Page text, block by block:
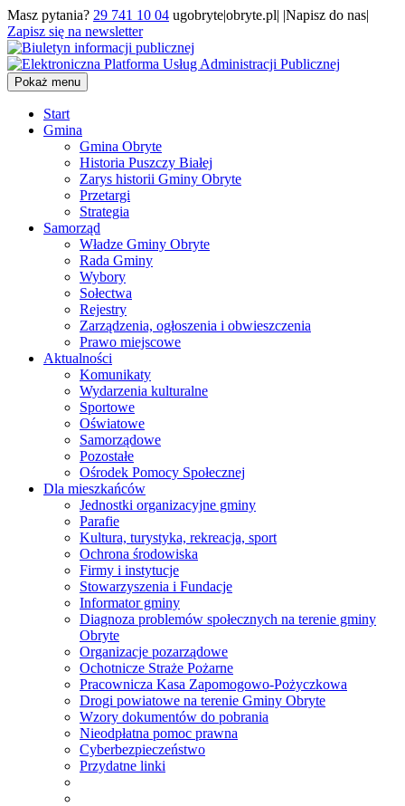
Masz pytania? 29 741 10 04 ugobryte|obryte.pl| |Napisz do nas|
Zapisz się na newsletter
Pokaż menu
Start
Gmina
Gmina Obryte
Historia Puszczy Białej
Zarys historii Gminy Obryte
Przetargi
Strategia
Samorząd
Władze Gminy Obryte
Rada Gminy
Wybory
Sołectwa
Rejestry
Zarządzenia, ogłoszenia i obwieszczenia
Prawo miejscowe
Aktualności
Komunikaty
Wydarzenia kulturalne
Sportowe
Oświatowe
Samorządowe
Pozostałe
Ośrodek Pomocy Społecznej
Dla mieszkańców
Jednostki organizacyjne gminy
Parafie
Kultura, turystyka, rekreacja, sport
Ochrona środowiska
Firmy i instytucje
Stowarzyszenia i Fundacje
Informator gminy
Diagnoza problemów społecznych na terenie gminy
Obryte
Organizacje pozarządowe
Ochotnicze Straże Pożarne
Pracownicza Kasa Zapomogowo-Pożyczkowa
Drogi powiatowe na terenie Gminy Obryte
Wzory dokumentów do pobrania
Nieodpłatna pomoc prawna
Cyberbezpieczeństwo
Przydatne linki